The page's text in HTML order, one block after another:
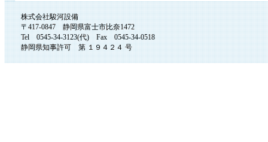
株式会社駿河設備
〒417-0847 静岡県富士市比奈1472
Tel 0545-34-3123(代) Fax 0545-34-0518
静岡県知事許可 第 １９４２４ 号